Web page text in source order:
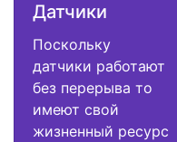
Датчики
Поскольку
датчики работают
без перерыва то
имеют свой
жизненный ресурс